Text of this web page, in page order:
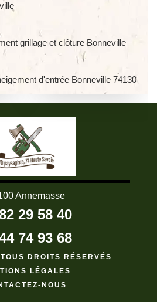
grillage et clôture Bonneville
d'entrée Bonneville 74130
Annemasse
29 58 40
74 93 68
DROITS RÉSERVÉS
LÉGALES
NOUS